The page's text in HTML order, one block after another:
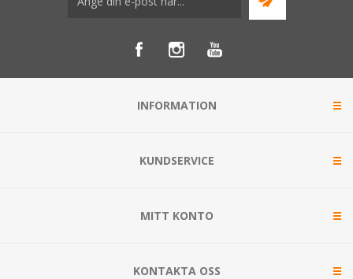
INFORMATION
KUNDSERVICE
MITT KONTO
KONTAKTA OSS